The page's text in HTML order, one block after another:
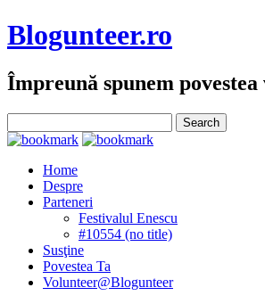
Blogunteer.ro
Împreună spunem
Home
Despre
Parteneri
Festivalul Enescu
#10554 (no title)
Susţine
Povestea Ta
Volunteer@Blogunteer